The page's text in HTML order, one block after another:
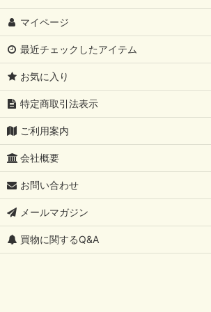
マイページ
最近チェックしたアイテム
お気に入り
特定商取引法表示
ご利用案内
会社概要
お問い合わせ
メールマガジン
買物に関するQ&A